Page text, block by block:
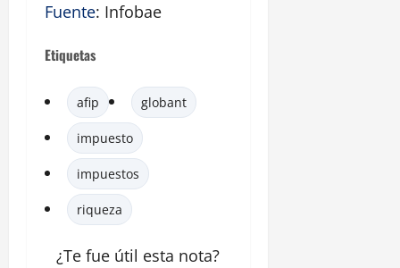
Fuente: Infobae
Etiquetas
afip globant
impuesto
impuestos
riqueza
¿Te fue útil esta nota?